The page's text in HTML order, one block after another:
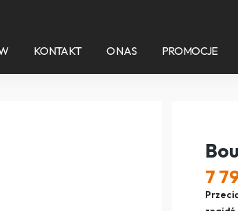
KONTAKT O NAS PROMOCJE
7